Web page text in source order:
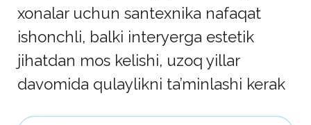
Sifat va uslubni saqlagan holda
kengaytirish va xizmat ko‘rsatish
oson bo‘lgan santexnika muhim